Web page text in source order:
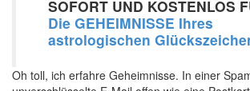
SOFORT UND KOSTENLOS
Die GEHEIMNISSE Ihres
astrologischen
Oh toll, ich erfahre Geheimnisse. In einer